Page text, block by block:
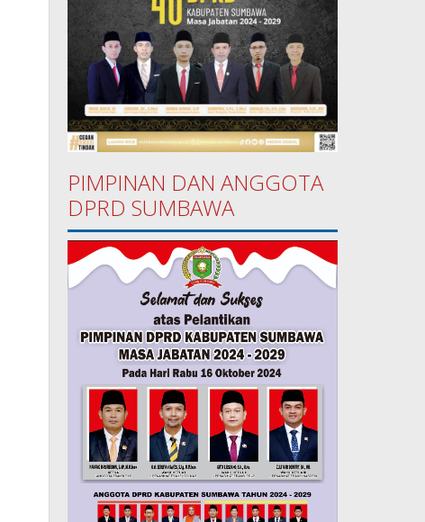
PIMPINAN DAN ANGGOTA
DPRD SUMBAWA